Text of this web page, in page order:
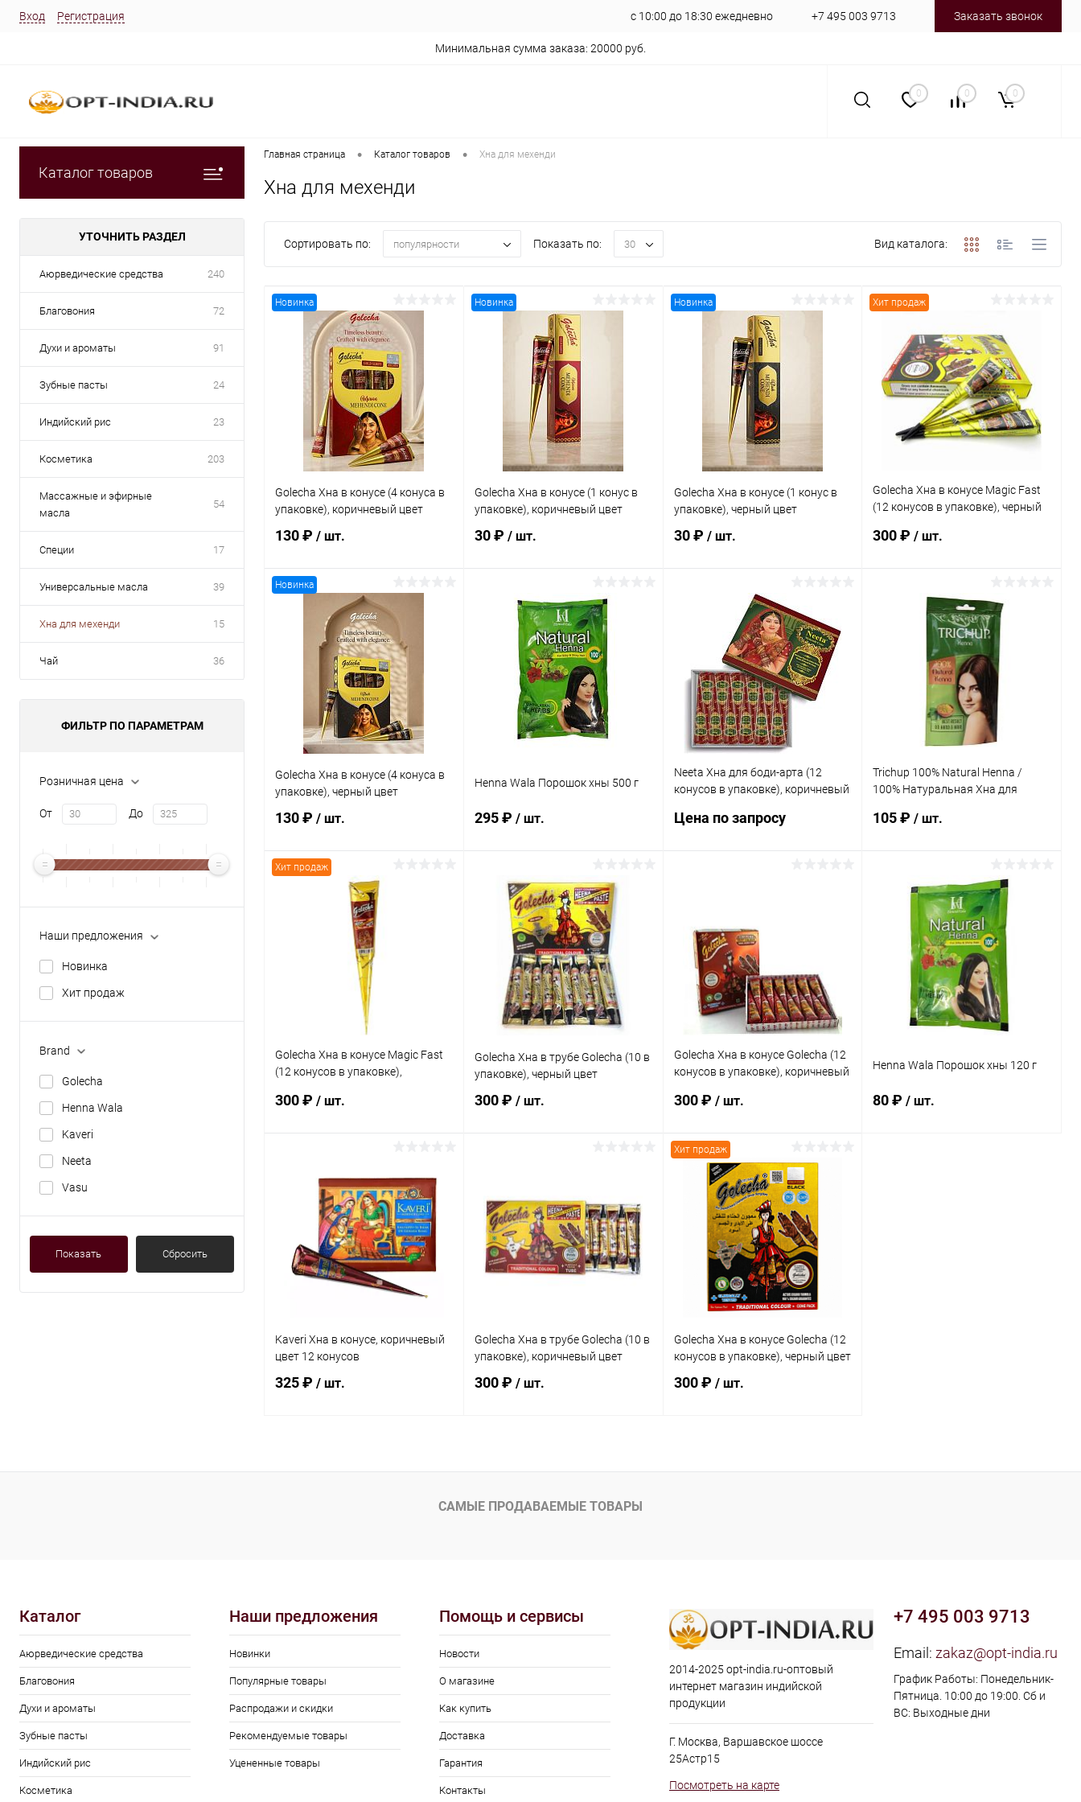
Вход Регистрация с 10:00 до 18:30 ежедневно +7 495 003 9713 Заказать звонок
Минимальная сумма заказа: 20000 руб.
0 0 0
Каталог товаров
УТОЧНИТЬ РАЗДЕЛ
Аюрведические средства 240
Благовония 72
Духи и ароматы 91
Зубные пасты 24
Индийский рис 23
Косметика 203
Массажные и эфирные
масла
54
Специи 17
Универсальные масла 39
Хна для мехенди 15
Чай 36
ФИЛЬТР ПО ПАРАМЕТРАМ
Розничная цена
От До
Наши предложения
Новинка
Хит продаж
Brand
Golecha
Henna Wala
Kaveri
Neeta
Vasu
Показать Сбросить
Главная страница • Каталог товаров • Хна для мехенди
Хна для мехенди
Сортировать по: популярности Показать по: 30 Вид каталога:
Новинка
Golecha Хна в конусе (4 конуса в
упаковке), коричневый цвет
130 ₽ / шт.
В корзину
Купить в 1 клик Сравнение
В избранное Под заказ
Новинка
Golecha Хна в конусе (1 конус в
упаковке), коричневый цвет
30 ₽ / шт.
В корзину
Купить в 1 клик Сравнение
В избранное Под заказ
Новинка
Golecha Хна в конусе (1 конус в
упаковке), черный цвет
30 ₽ / шт.
В корзину
Купить в 1 клик Сравнение
В избранное Под заказ
Хит продаж
Golecha Хна в конусе Magic Fast
(12 конусов в упаковке), черный
300 ₽/ шт.
В корзину
Купить в 1 клик Сравнение
В избранное Под заказ
Новинка
Golecha Хна в конусе (4 конуса в
упаковке), черный цвет
130 ₽ / шт.
В корзину
Купить в 1 клик
Henna Wala Порошок хны 500 г
295 ₽ / шт.
В корзину
Купить в 1 клик К сравнению
В избранное Под заказ
Neeta Хна для боди-арта (12
конусов в упаковке), коричневый
Цена по запросу
Купить в 1 клик
В избранное
Trichup 100% Natural Henna /
100% Натуральная Хна для
105 ₽/ шт.
В корзину
Купить в 1 клик К сравнению
В избранное Под заказ
Хит продаж
Golecha Хна в конусе Magic Fast
(12 конусов в упаковке),
300 ₽ / шт.
Купить в 1 клик К сравнению
В избранное Под заказ
Golecha Хна в трубе Golecha (10 в
упаковке), черный цвет
300 ₽ / шт.
Купить в 1 клик К сравнению
В избранное Под заказ
Golecha Хна в конусе Golecha (12
конусов в упаковке), коричневый
300 ₽ / шт.
В корзину
Купить в 1 клик К сравнению
В избранное Под заказ
Henna Wala Порошок хны 120 г
80 ₽/ шт.
Kaveri Хна в конусе, коричневый
цвет 12 конусов
325 ₽ / шт.
Golecha Хна в трубе Golecha (10 в
упаковке), коричневый цвет
300 ₽ / шт.
Хит продаж
Golecha Хна в конусе Golecha (12
конусов в упаковке), черный цвет
300 ₽ / шт.
САМЫЕ ПРОДАВАЕМЫЕ ТОВАРЫ
Каталог
Аюрведические средства
Благовония
Духи и ароматы
Зубные пасты
Индийский рис
Косметика
Наши предложения
Новинки
Популярные товары
Распродажи и скидки
Рекомендуемые товары
Уцененные товары
Помощь и сервисы
Новости
О магазине
Как купить
Доставка
Гарантия
Контакты
2014-2025 opt-india.ru-оптовый
интернет магазин индийской
продукции
Г. Москва, Варшавское шоссе
25Астр15
Посмотреть на карте
+7 495 003 9713
Email: zakaz@opt-india.ru
График Работы: Понедельник-
Пятница. 10:00 до 19:00. Сб и
ВС: Выходные дни